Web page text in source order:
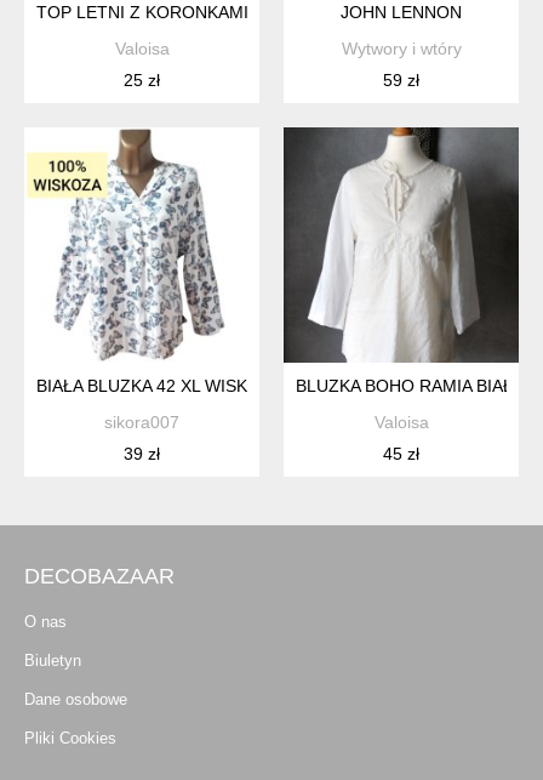
TOP LETNI Z KORONKAMI HIPPIE BOHO S
Valoisa
25 zł
JOHN LENNON
Wytwory i wtóry
59 zł
BIAŁA BLUZKA 42 XL WISKOZA WZÓR MOTYLE
sikora007
39 zł
BLUZKA BOHO RAMIA BIAŁA
Valoisa
45 zł
DECOBAZAAR
O nas
Biuletyn
Dane osobowe
Pliki Cookies